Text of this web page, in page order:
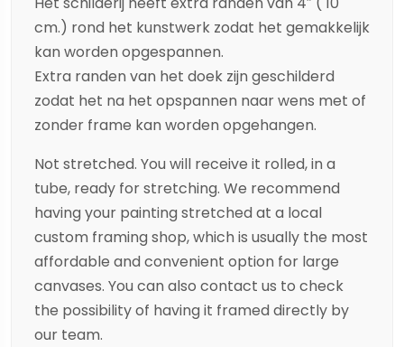
cm.) rond het kunstwerk zodat het gemakkelijk
kan worden opgespannen.
Extra randen van het doek zijn geschilderd
zodat het na het opspannen naar wens met of
zonder frame kan worden opgehangen.
Not stretched. You will receive it rolled, in a
tube, ready for stretching. We recommend
having your painting stretched at a local
custom framing shop, which is usually the most
affordable and convenient option for large
canvases. You can also contact us to check
the possibility of having it framed directly by
our team.